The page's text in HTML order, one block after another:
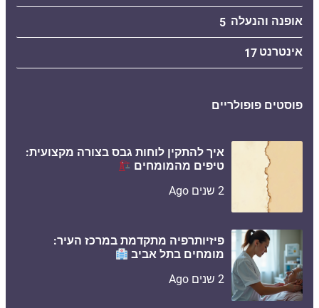
אופנה והנעלה 5
אינטרנט 17
פוסטים פופולריים
איך להתקין לוחות גבס בצורה מקצועית:
טיפים מהמומחים
2 שנים Ago
פיזיותרפיה מתקדמת במרכז העיר:
מומחים בתל אביב
2 שנים Ago